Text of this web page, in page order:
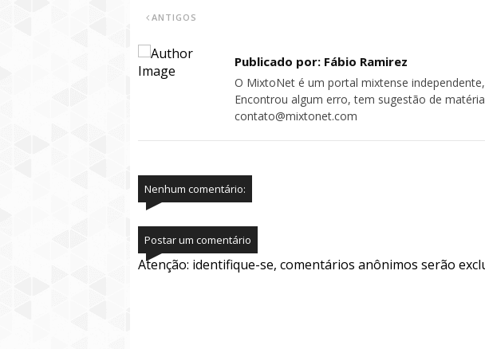
ANTIGOS
Publicado por: Fábio Ramirez
O MixtoNet é um portal mixtense
Encontrou algum erro, tem sugestão de
contato@mixtonet.com
Nenhum comentário:
Postar um comentário
Atenção: identifique-se, comentários anônimos serão